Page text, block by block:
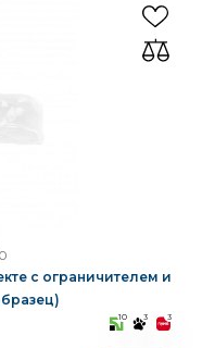
0
с ограничителем и
10 3 3